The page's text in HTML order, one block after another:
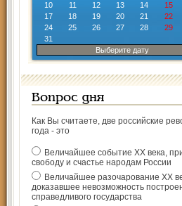
10
11 12 13 14 15
17
18 19 20 21 22
24
25 26 27 28 29
31
Выберите дату
Вопрос дня
Как Вы считаете, две российские
года - это
Величайшее событие ХХ века,
свободу и счастье народам России
Величайшее разочарование ХХ
доказавшее невозможность
справедливого государства